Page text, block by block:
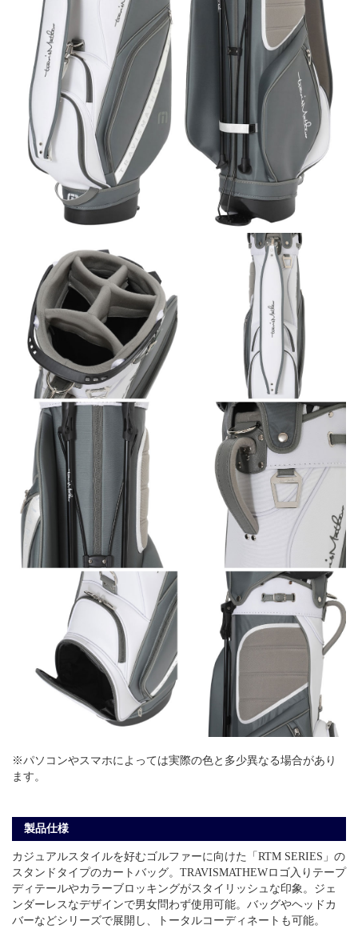
※パソコンやスマホによっては実際の色と多少異なる場合があり
ます。
製品仕様
カジュアルスタイルを好むゴルファーに向けた「RTM SERIES」の
スタンドタイプのカートバッグ。TRAVISMATHEWロゴ入りテープ
ディテールやカラーブロッキングがスタイリッシュな印象。ジェ
ンダーレスなデザインで男女問わず使用可能。バッグやヘッドカ
バーなどシリーズで展開し、トータルコーディネートも可能。